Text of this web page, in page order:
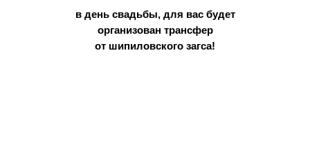
в день свадьбы, для вас будет
организован трансфер
от шипиловского загса!